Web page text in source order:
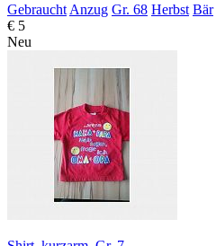
Gebraucht Anzug Gr. 68 Herbst Bär
€ 5
Neu